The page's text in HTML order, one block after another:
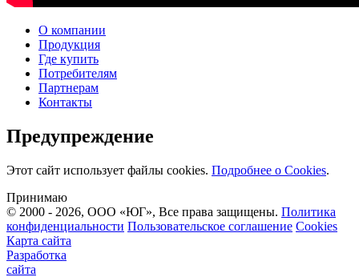
О компании
Продукция
Где купить
Потребителям
Партнерам
Контакты
Предупреждение
Этот сайт использует файлы cookies. Подробнее о Cookies.
Принимаю
© 2000 - 2026, ООО «ЮГ», Все права защищены. Политика
конфиденциальности Пользовательское соглашение Cookies
Карта сайта
Разработка
сайта